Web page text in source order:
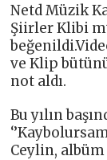
Netd Müzik
Şiirler Klibi
ve Klip
not aldı.
Bu yılın
Ceylin, albüm